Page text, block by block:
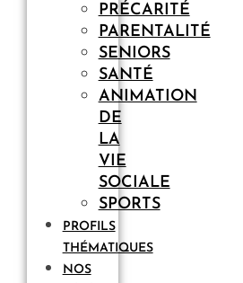
PRÉCARITÉ
PARENTALITÉ
SENIORS
SANTÉ
ANIMATION
DE
LA
VIE
SOCIALE
SPORTS
PROFILS
THÉMATIQUES
NOS